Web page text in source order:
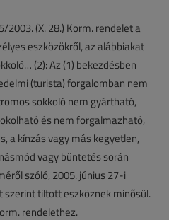
2003. (X. 28.) Korm. rendelet a
eszközökről, az alábbiakat
(2): Az (1) bekezdésben
(turista) forgalomban nem
sokkoló nem gyártható,
és nem forgalmazható,
a kínzás vagy más kegyetlen,
vagy büntetés során
szóló, 2005. június 27-i
tiltott eszköznek minősül.
rendelethez.